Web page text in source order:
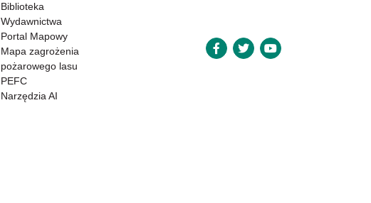
Biblioteka
Wydawnictwa
Portal Mapowy
Mapa zagrożenia
pożarowego lasu
PEFC
Narzędzia AI